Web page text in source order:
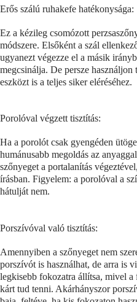
Erős szálú ruhakefe hatékonysága:
Ez a kézileg csomózott
módszere. Elsőként a szál
ugyanezt végezze el a másik
megcsinálja. De persze
eszközt is a teljes siker eléréséhez.
Porolóval végzett tisztítás:
Ha a porolót csak gyengéden
humánusabb megoldás az
szőnyeget a portalanítás
írásban. Figyelem: a porolóval a
hátulját nem.
Porszívóval való tisztítás:
Amennyiben a szőnyeget nem
porszívót is használhat, de arra is
legkisebb fokozatra állítsa, mivel
kárt tud tenni. Akárhányszor